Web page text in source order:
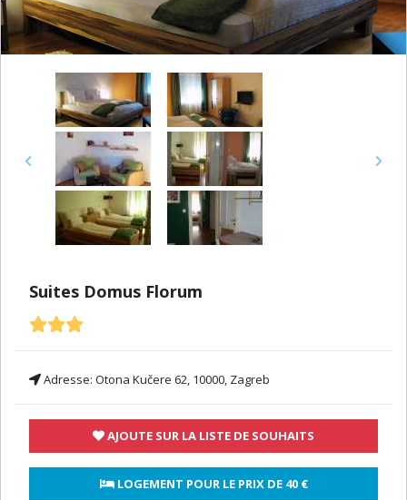
Previous Next
Suites Domus Florum
Adresse: Otona Kučere 62, 10000, Zagreb
AJOUTE SUR LA LISTE DE SOUHAITS
LOGEMENT POUR LE PRIX DE 40 €